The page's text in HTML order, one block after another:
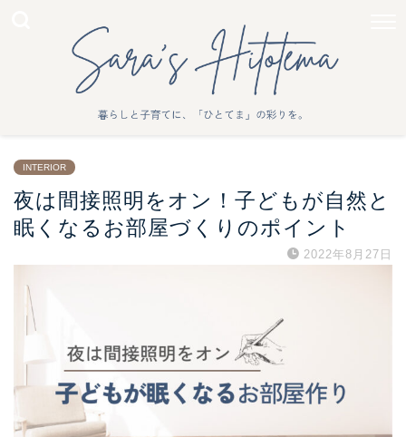
INTERIOR
夜は間接照明をオン！子どもが自然と
眠くなるお部屋づくりのポイント
2022年8月27日